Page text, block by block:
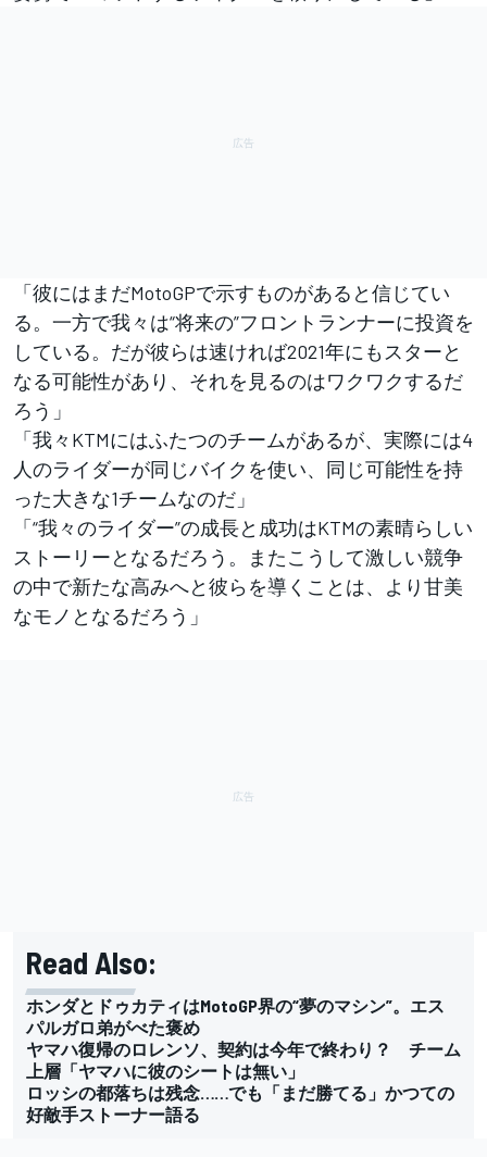
「彼にはまだMotoGPで示すものがあると信じてい
る。一方で我々は“将来の”フロントランナーに投資を
している。だが彼らは速ければ2021年にもスターと
なる可能性があり、それを見るのはワクワクするだ
ろう」
「我々KTMにはふたつのチームがあるが、実際には4
人のライダーが同じバイクを使い、同じ可能性を持
った大きな1チームなのだ」
「“我々のライダー”の成長と成功はKTMの素晴らしい
ストーリーとなるだろう。またこうして激しい競争
の中で新たな高みへと彼らを導くことは、より甘美
なモノとなるだろう」
Read Also:
ホンダとドゥカティはMotoGP界の“夢のマシン”。エス
パルガロ弟がべた褒め
ヤマハ復帰のロレンソ、契約は今年で終わり？ チーム
上層「ヤマハに彼のシートは無い」
ロッシの都落ちは残念……でも「まだ勝てる」かつての
好敵手ストーナー語る